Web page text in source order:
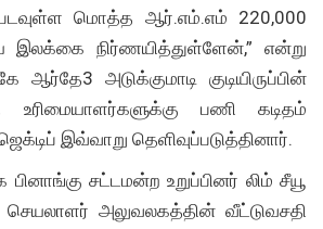
மொத்த ஆர்.எம்.எம் 220,000
இலக்கை நிர்ணயித்துள்ளேன்,” என்று
அடுக்குமாடி குடியிருப்பின்
உரிமையாளர்களுக்கு பணி கடிதம்
இவ்வாறு தெளிவுப்படுத்தினார்.
பினாங்கு சட்டமன்ற உறுப்பினர் லிம் சீயூ
செயலாளர் அலுவலகத்தின் வீட்டுவசதி